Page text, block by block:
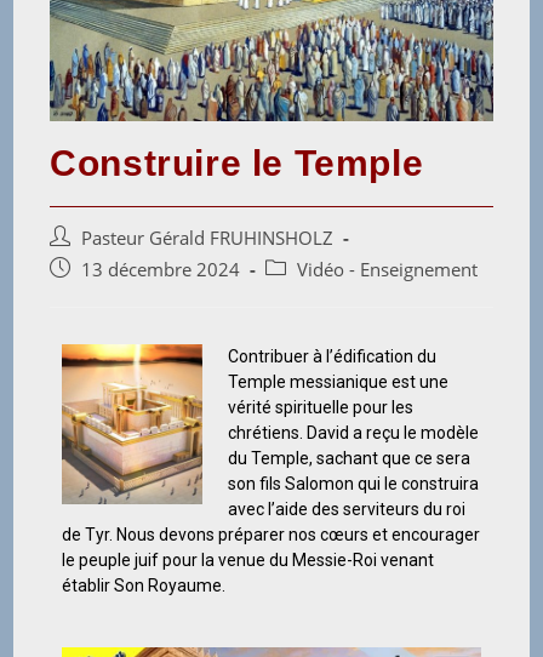
Construire le Temple
Pasteur Gérald FRUHINSHOLZ
13 décembre 2024
Vidéo - Enseignement
Contribuer à l’édification du
Temple messianique est une
vérité spirituelle pour les
chrétiens. David a reçu le modèle
du Temple, sachant que ce sera
son fils Salomon qui le construira
avec l’aide des serviteurs du roi
de Tyr. Nous devons préparer nos cœurs et encourager
le peuple juif pour la venue du Messie-Roi venant
établir Son Royaume.